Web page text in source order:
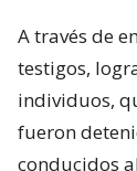
A través de
testigos,
individuos,
fueron
conducidos